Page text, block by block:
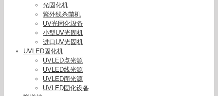
光固化机
紫外线杀菌机
UV光固化设备
小型UV光固机
进口UV光固机
UVLED固化机
UVLED点光源
UVLED线光源
UVLED面光源
UVLED固化设备